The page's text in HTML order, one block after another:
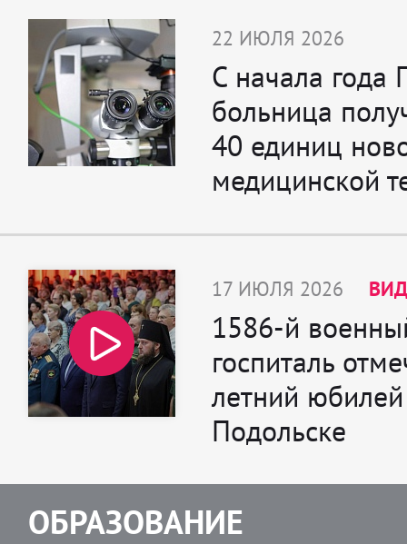
22 ИЮЛЯ 2026
С начала года
больница
40 единиц
медицинской
17 ИЮЛЯ 2026
1586-й
госпиталь
летний
Подольске
ОБРАЗОВАНИЕ